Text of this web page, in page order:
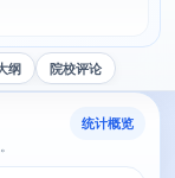
纲 院校评论
统计概览